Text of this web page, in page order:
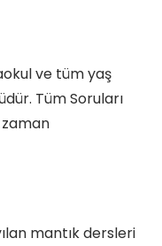
ve tüm yaş
Tüm Soruları
mantık dersleri